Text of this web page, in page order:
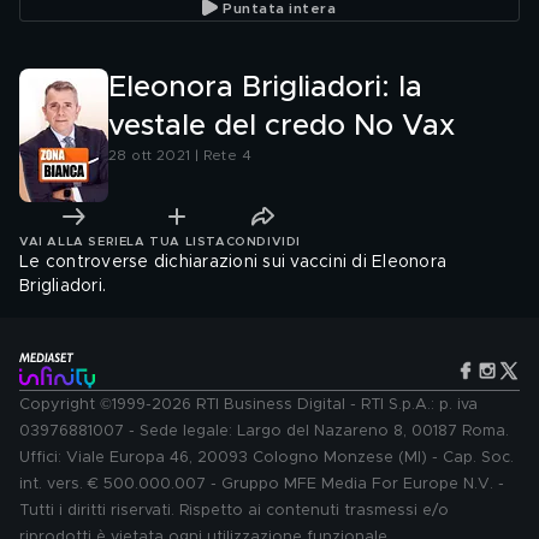
Puntata intera
Eleonora Brigliadori: la
vestale del credo No Vax
28 ott 2021 | Rete 4
VAI ALLA SERIE LA TUA LISTA CONDIVIDI
Le controverse dichiarazioni sui vaccini di Eleonora
Brigliadori.
Copyright ©1999-2026 RTI Business Digital - RTI S.p.A.: p. iva
03976881007 - Sede legale: Largo del Nazareno 8, 00187 Roma.
Uffici: Viale Europa 46, 20093 Cologno Monzese (MI) - Cap. Soc.
int. vers. € 500.000.007 - Gruppo MFE Media For Europe N.V. -
Tutti i diritti riservati. Rispetto ai contenuti trasmessi e/o